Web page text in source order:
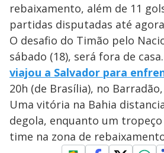
rebaixamento, além de 11
partidas disputadas até
O desafio do Timão pelo
sábado (18), será fora de casa.
viajou a Salvador para
20h (de Brasília), no
Uma vitória na Bahia
degola, enquanto um
time na zona de